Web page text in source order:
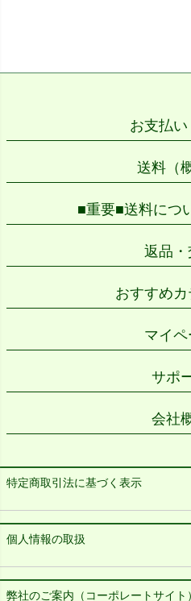
お支払い
送料（
■重要■送料につ
返品・
おすすめ
マイペ
サポ
会社
特定商取引法に基づく表示
個人情報の取扱
弊社のご案内（コーポレートサイト）